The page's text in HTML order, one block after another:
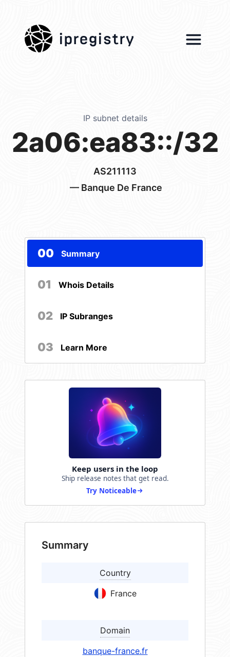
ipregistry
IP subnet details
2a06:ea83::/32
AS211113
— Banque De France
00 Summary
01 Whois Details
02 IP Subranges
03 Learn More
Keep users in the loop
Ship release notes that get read.
Try Noticeable
Summary
Country
France
Domain
banque-france.fr